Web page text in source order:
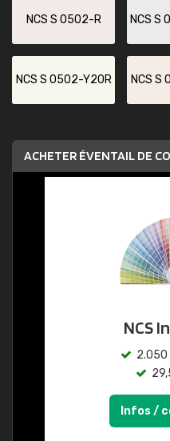
NCS S 0502-R NCS S
NCS S 0502-Y20R NCS S
ACHETER ÉVENTAIL DE
NCS
2.050
Infos /